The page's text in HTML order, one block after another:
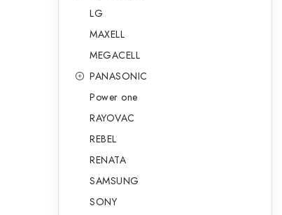
LG
MAXELL
MEGACELL
PANASONIC
Power one
RAYOVAC
REBEL
RENATA
SAMSUNG
SONY